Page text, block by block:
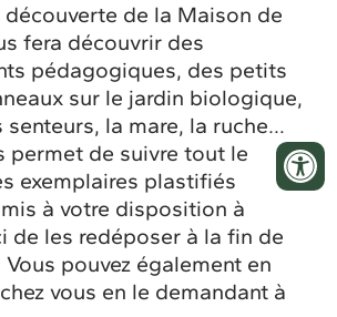
découverte de la Maison de
fera découvrir des
pédagogiques, des petits
sur le jardin biologique,
senteurs, la mare, la ruche…
permet de suivre tout le
exemplaires plastifiés
à votre disposition à
de les redéposer à la fin de
pouvez également en
vous en le demandant à